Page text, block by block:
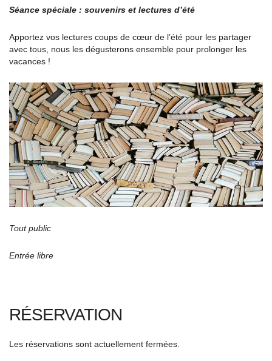
Séance spéciale : souvenirs et lectures d’été
Apportez vos lectures coups de cœur de l’été pour les partager
avec tous, nous les dégusterons ensemble pour prolonger les
vacances !
Tout public
Entrée libre
RÉSERVATION
Les réservations sont actuellement fermées.